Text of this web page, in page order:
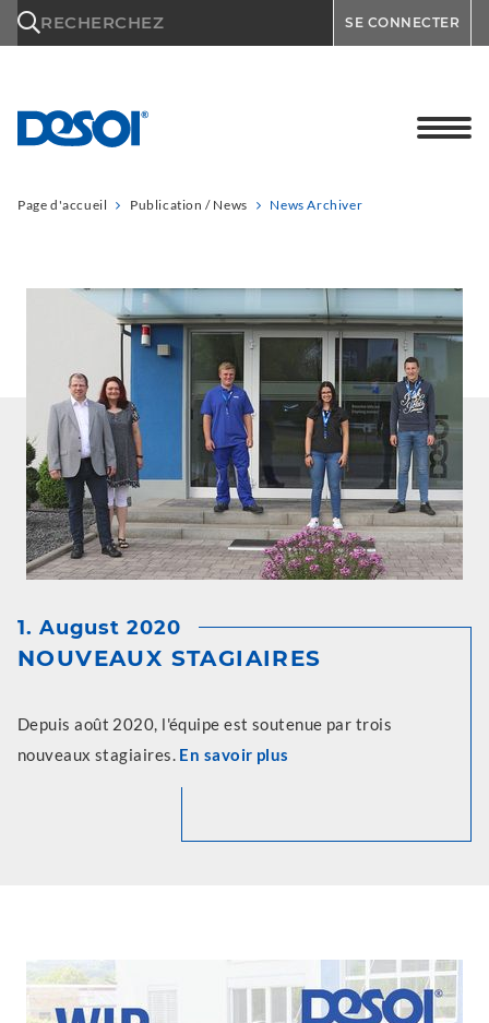
RECHERCHEZ SE CONNECTER
Page d'accueil Publication / News News Archiver
1. August 2020
NOUVEAUX STAGIAIRES
Depuis août 2020, l'équipe est soutenue par trois
nouveaux stagiaires. En savoir plus